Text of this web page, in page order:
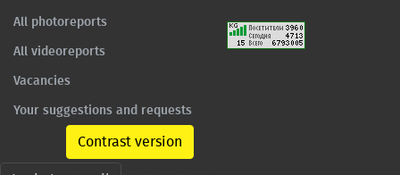
All photoreports
All videoreports
Vacancies
Your suggestions and requests
Contrast version